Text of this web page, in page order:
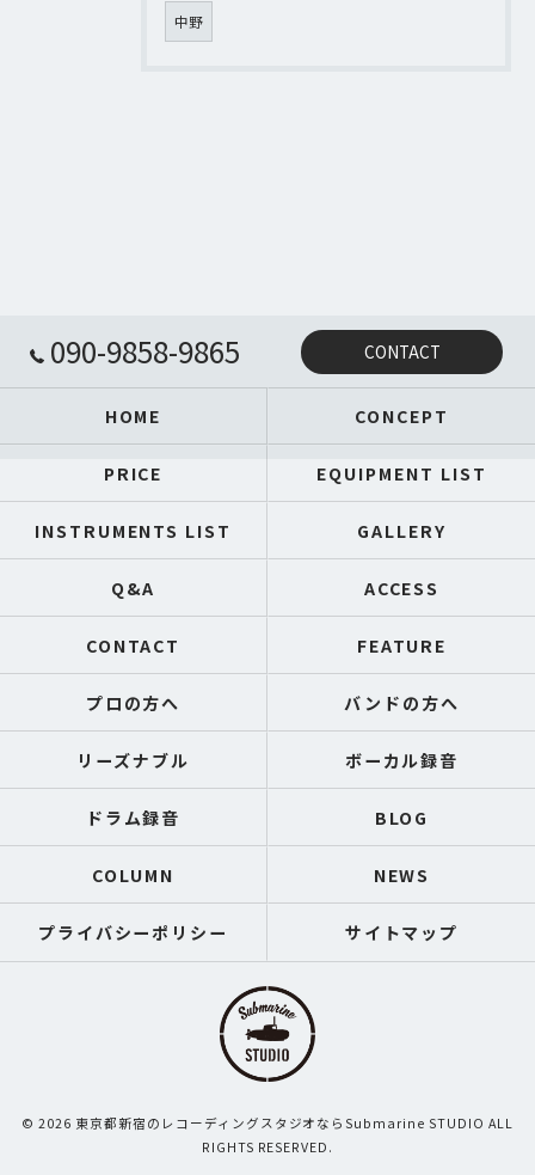
中野
090-9858-9865 CONTACT
HOME CONCEPT
PRICE EQUIPMENT LIST
INSTRUMENTS LIST GALLERY
Q&A ACCESS
CONTACT FEATURE
プロの方へ バンドの方へ
リーズナブル ボーカル録音
ドラム録音 BLOG
COLUMN NEWS
プライバシーポリシー サイトマップ
© 2026 東京都新宿のレコーディングスタジオならSubmarine STUDIO ALL
RIGHTS RESERVED.